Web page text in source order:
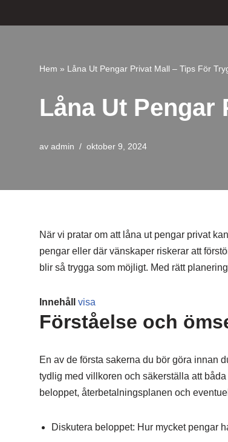
innehållHem » Låna Ut Pengar Privat Mall – Tips För
Låna Ut Pengar
av admin oktober 9, 2024
När vi pratar om att låna ut pengar privat
pengar eller där vänskaper riskerar att
blir så trygga som möjligt. Med rätt
Innehåll visa
Förståelse och
En av de första sakerna du bör göra innan
tydlig med villkoren och säkerställa att
beloppet, återbetalningsplanen och
Diskutera beloppet: Hur mycket pengar